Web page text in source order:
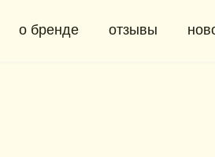
о бренде новости
отзывы